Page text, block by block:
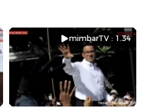
mimbarTV : 1.34